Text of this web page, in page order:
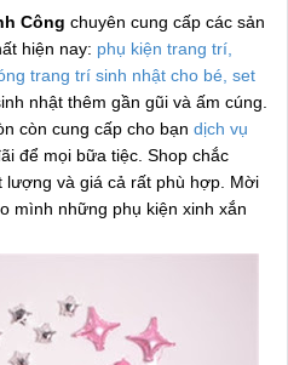
Công chuyên cung cấp các sản
hiện nay: phụ kiện trang trí,
trang trí sinh nhật cho bé, set
nhật thêm gần gũi và ấm cúng.
còn cung cấp cho bạn dịch vụ
để mọi bữa tiệc. Shop chắc
lượng và giá cả rất phù hợp. Mời
mình những phụ kiện xinh xắn